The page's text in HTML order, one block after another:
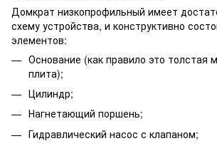
Домкрат низкопрофильный имеет
схему устройства, и конструктивно
элементов:
Основание (как правило это толстая
плита);
Цилиндр;
Нагнетающий поршень;
Гидравлический насос с клапаном;